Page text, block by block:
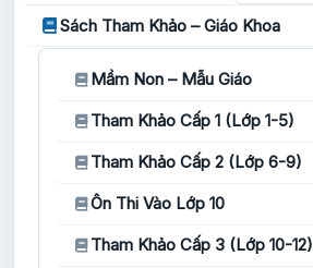
Sách Tham Khảo – Giáo Khoa
Mầm Non – Mẫu Giáo
Tham Khảo Cấp 1 (Lớp 1-5)
Tham Khảo Cấp 2 (Lớp 6-9)
Ôn Thi Vào Lớp 10
Tham Khảo Cấp 3 (Lớp 10-12)